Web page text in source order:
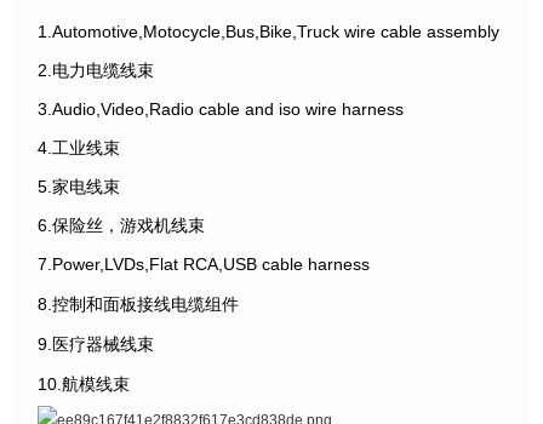
1.Automotive,Motocycle,Bus,Bike,Truck wire cable assembly
2.电力电缆线束
3.Audio,Video,Radio cable and iso wire harness
4.工业线束
5.家电线束
6.保险丝，游戏机线束
7.Power,LVDs,Flat RCA,USB cable harness
8.控制和面板接线电缆组件
9.医疗器械线束
10.航模线束